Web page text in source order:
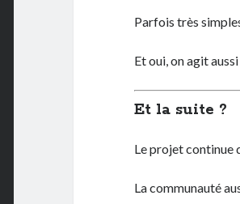
Parfois très
Et oui, on agit
Et la suite ?
Le projet continue
La communauté